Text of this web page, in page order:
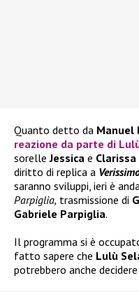
Quanto detto da Manuel
reazione da parte di
sorelleJessica e Clarissa
diritto di replica a
saranno sviluppi, ieri è
Parpiglia, trasmissione di
Gabriele Parpiglia.
Il programma si è
fatto sapere che Lulù
potrebbero anche